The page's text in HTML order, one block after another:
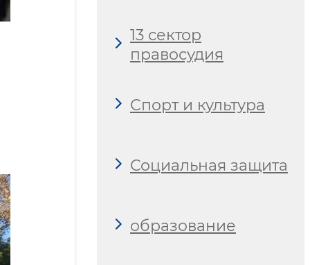
13 сектор
правосудия
Спорт и культура
Социальная защита
образование